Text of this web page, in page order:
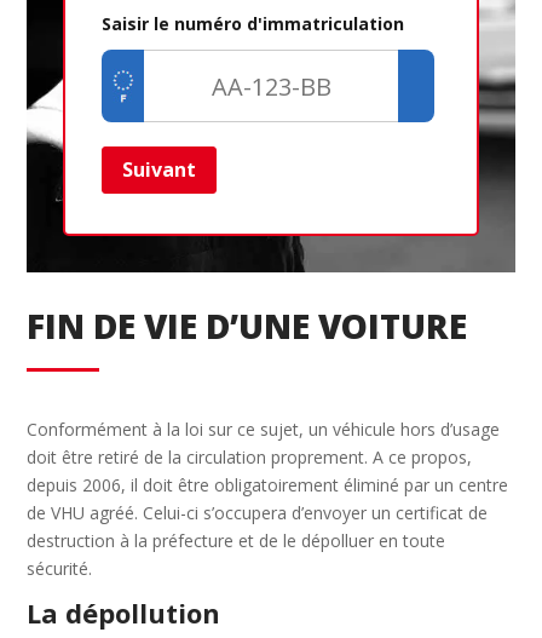
Saisir le numéro d'immatriculation
Suivant
FIN DE VIE D’UNE VOITURE
Conformément à la loi sur ce sujet, un véhicule hors d’usage
doit être retiré de la circulation proprement. A ce propos,
depuis 2006, il doit être obligatoirement éliminé par un centre
de VHU agréé. Celui-ci s’occupera d’envoyer un certificat de
destruction à la préfecture et de le dépolluer en toute
sécurité.
La dépollution